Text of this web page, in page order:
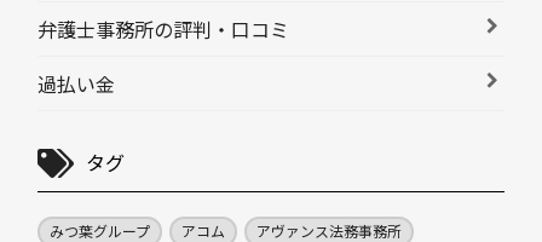
弁護士事務所の評判・口コミ
過払い金
タグ
みつ葉グループ アコム
アヴァンス法務事務所